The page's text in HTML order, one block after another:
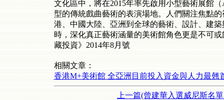
文化區中，將在2015年率先啟用小型藝術展館
型的傳統戲曲藝術的表演場地。人們關注焦點
港、中國大陸、亞洲到全球的藝術、設計、建
時，深化真正藝術涵量的美術館角色更是不可
藏投資》 2014年8月號
相關文章：
香港M+美術館 全亞洲目前投入資金與人力最翹
上一篇(曾建華入選威尼斯名